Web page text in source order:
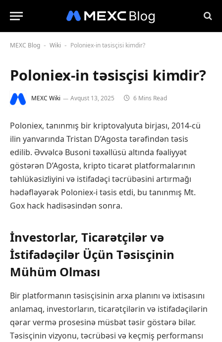
MEXC Blog - Wiki - Poloniex-in təsisçisi kimdir?
Poloniex-in təsisçisi kimdir?
MEXC Wiki Avqust 13, 2025 6 Mins Read
Poloniex, tanınmış bir kriptovalyuta birjası, 2014-cü
ilin yanvarında Tristan D’Agosta tərəfindən təsis
edilib. Əvvəlcə Busoni təxəllüsü altında fəaliyyət
göstərən D’Agosta, kripto ticarət platformalarının
təhlükəsizliyini və istifadəçi təcrübəsini artırmağı
hədəfləyərək Poloniex-i təsis etdi, bu tanınmış Mt.
Gox hack hadisəsindən sonra.
İnvestorlar, Ticarətçilər və
İstifadəçilər Üçün Təsisçinin
Mühüm Olması
Bir platformanın təsisçisinin arxa planını və ixtisasını
anlamaq, investorların, ticarətçilərin və istifadəçilərin
qərar vermə prosesinə müsbət təsir göstərə bilər.
Təsisçinin vizyonu, təcrübəsi və keçmiş performansı